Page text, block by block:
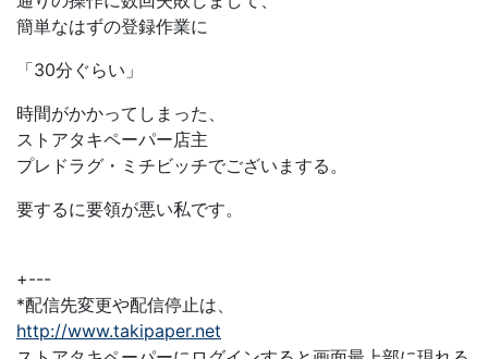
簡単なはずの登録作業に
「30分ぐらい」
時間がかかってしまった、
ストアタキペーパー店主
プレドラグ・ミチビッチでございまする。
要するに要領が悪い私です。
+---
*配信先変更や配信停止は、
http://www.takipaper.net